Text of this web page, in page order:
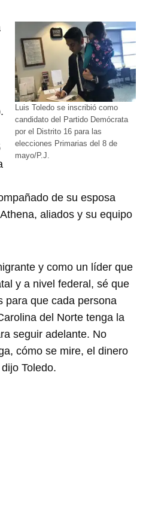
Luis Toledo se inscribió como
candidato del Partido Demócrata
por el Distrito 16 para las
elecciones Primarias del 8 de
mayo/P.J.
de su esposa
aliados y su equipo
y como un líder que
y a nivel federal, sé que
para que cada persona
del Norte tenga la
seguir adelante. No
cómo se mire, el dinero
Toledo.